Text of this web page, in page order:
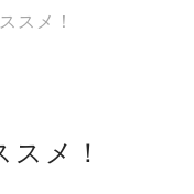
スメ！
メ！